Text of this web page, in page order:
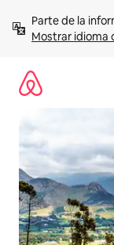
contenidoMostrar idioma